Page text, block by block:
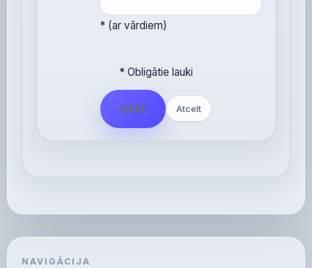
* (ar vārdiem)
* Obligātie lauki
Ielikt Atcelt
NAVIGĀCIJA